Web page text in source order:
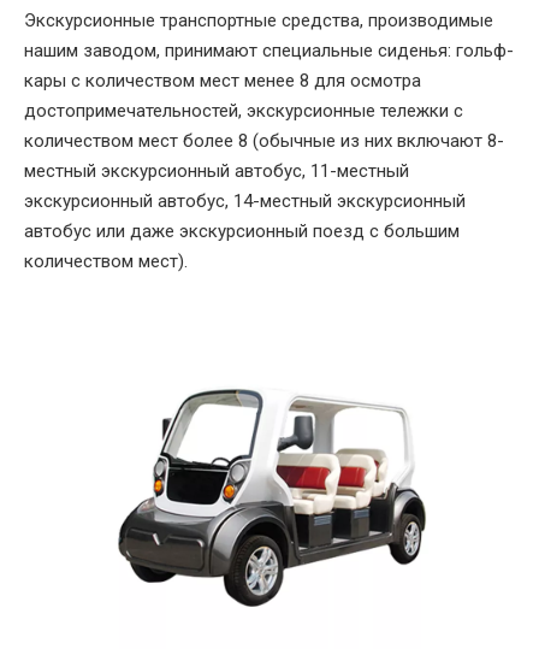
Экскурсионные транспортные средства, производимые
нашим заводом, принимают специальные сиденья: гольф-
кары с количеством мест менее 8 для осмотра
достопримечательностей, экскурсионные тележки с
количеством мест более 8 (обычные из них включают 8-
местный экскурсионный автобус, 11-местный
экскурсионный автобус, 14-местный экскурсионный
автобус или даже экскурсионный поезд с большим
количеством мест).